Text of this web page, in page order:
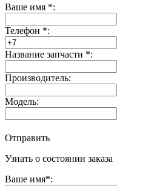
Ваше имя *:
Телефон *:
Название запчасти *:
Производитель:
Модель:
Отправить
Узнать о состоянии заказа
Ваше имя*: